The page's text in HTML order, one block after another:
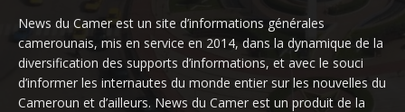
News du Camer est un site d’informations générales
camerounais, mis en service en 2014, dans la dynamique de la
diversification des supports d’informations, et avec le souci
d’informer les internautes du monde entier sur les nouvelles du
Cameroun et d’ailleurs. News du Camer est un produit de la